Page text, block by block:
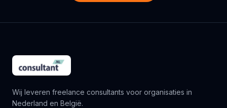
Wij leveren freelance consultants voor organisaties in
Nederland en België.